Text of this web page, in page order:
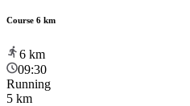
Course 6 km
6 km
09:30
Running
5 km